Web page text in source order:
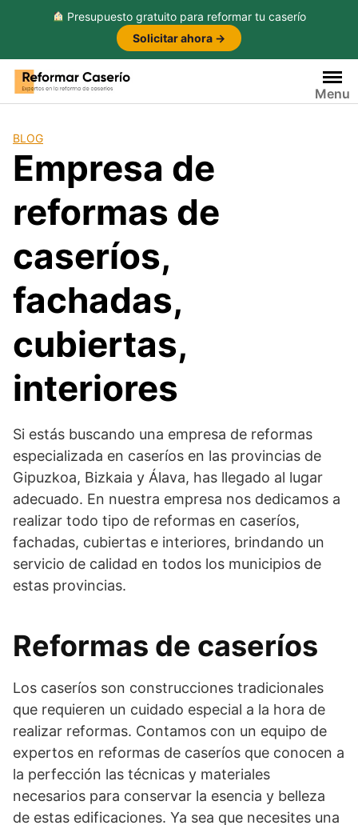
Presupuesto gratuito para reformar tu caserío
Solicitar ahora →
Saltar
contenido
Menu
BLOG
Empresa de
reformas de
caseríos,
fachadas,
cubiertas,
interiores
Si estás buscando una empresa de reformas
especializada en caseríos en las provincias de
Gipuzkoa, Bizkaia y Álava, has llegado al lugar
adecuado. En nuestra empresa nos dedicamos a
realizar todo tipo de reformas en caseríos,
fachadas, cubiertas e interiores, brindando un
servicio de calidad en todos los municipios de
estas provincias.
Reformas de caseríos
Los caseríos son construcciones tradicionales
que requieren un cuidado especial a la hora de
realizar reformas. Contamos con un equipo de
expertos en reformas de caseríos que conocen a
la perfección las técnicas y materiales
necesarios para conservar la esencia y belleza
de estas edificaciones. Ya sea que necesites una